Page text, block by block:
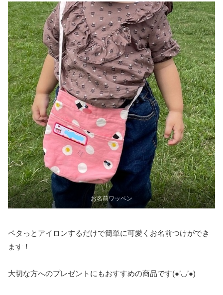
お名前ワッペン
ペタっとアイロンするだけで簡単に可愛くお名前つけができ
ます！
大切な方へのプレゼントにもおすすめの商品です(●’◡’●)